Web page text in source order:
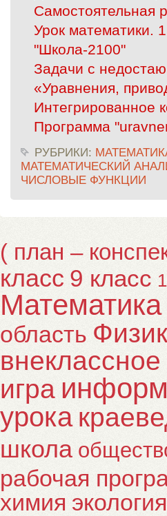
Самостоятельная
Урок математики.
"Школа-2100"
Задачи с
«Уравнения,
Интегрированное
Программа
РУБРИКИ:
МАТЕМАТИЧЕСКИЙ
ЧИСЛОВЫЕ ФУНКЦИИ
( план –
класс 9 класс
Математика
область
игра
урока
школа
рабочая
химия экология